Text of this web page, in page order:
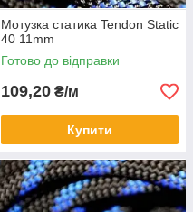
Мотузка статика Tendon Static
40 11mm
Готово до відправки
109,20 ₴/м
Купити